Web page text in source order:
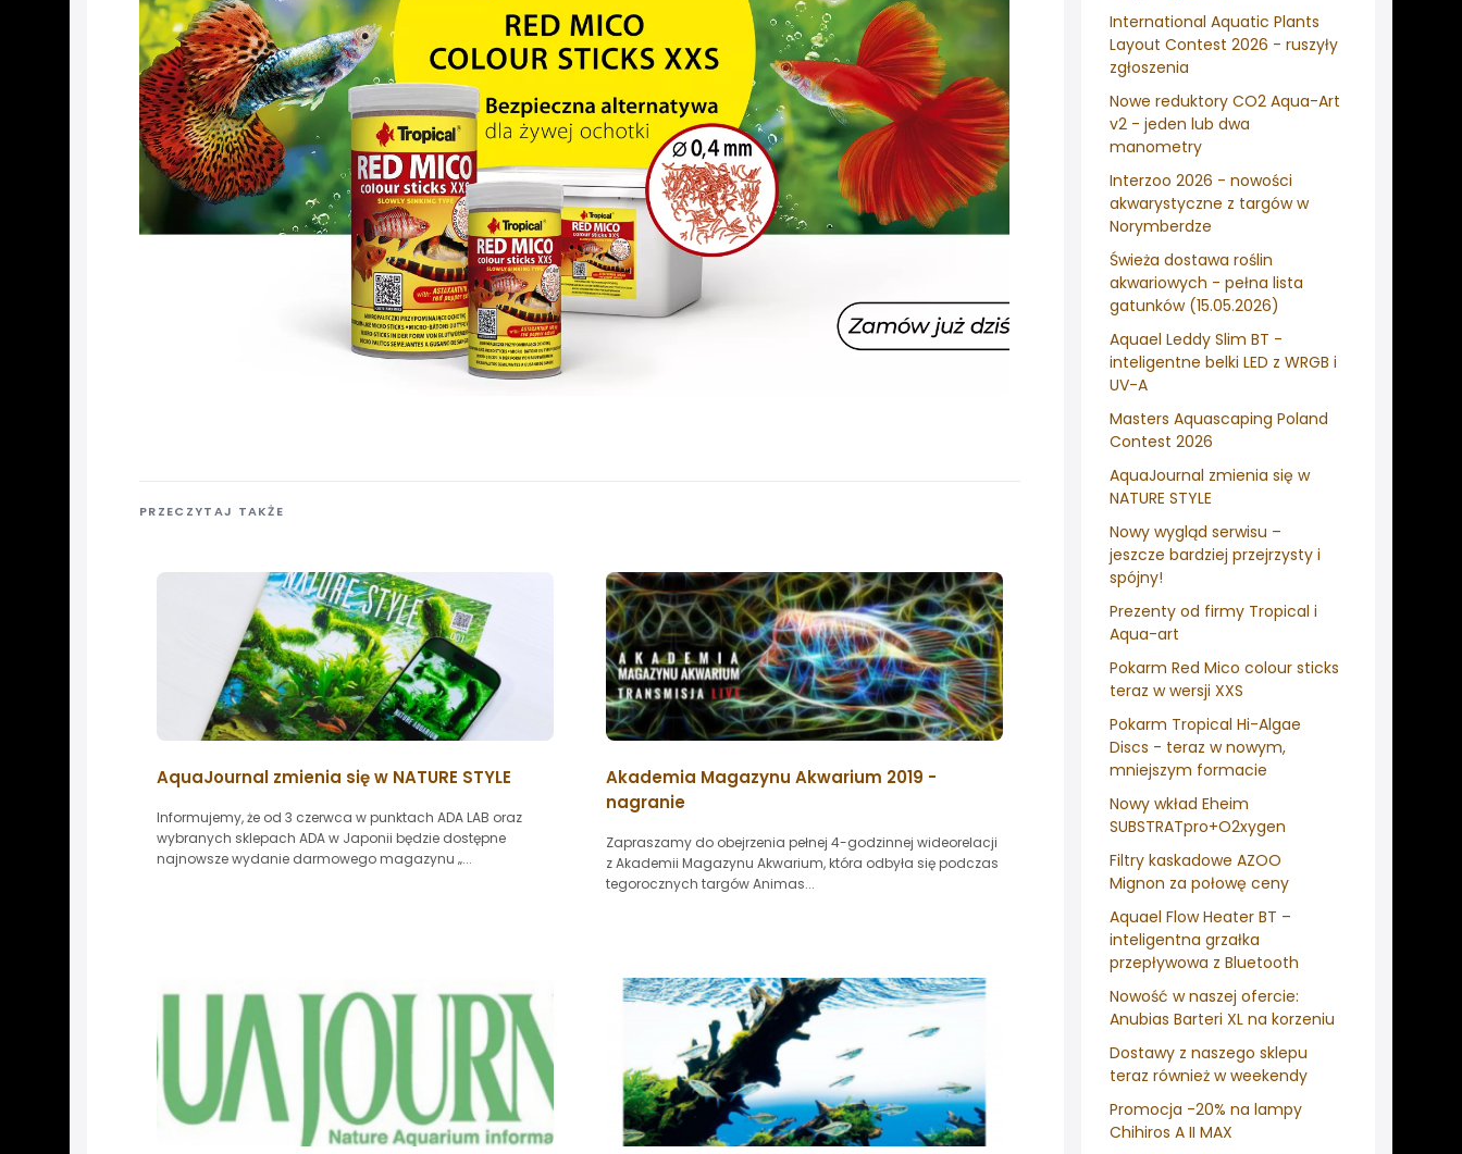
International Aquatic Plants
Layout Contest 2026 - ruszyły
zgłoszenia
Nowe reduktory CO2 Aqua-Art
v2 - jeden lub dwa
manometry
Interzoo 2026 - nowości
akwarystyczne z targów w
Norymberdze
Świeża dostawa roślin
akwariowych - pełna lista
gatunków (15.05.2026)
Aquael Leddy Slim BT -
inteligentne belki LED z WRGB i
UV-A
Masters Aquascaping Poland
Contest 2026
AquaJournal zmienia się w
NATURE STYLE
Nowy wygląd serwisu –
jeszcze bardziej przejrzysty i
spójny!
Prezenty od firmy Tropical i
Aqua-art
Pokarm Red Mico colour sticks
teraz w wersji XXS
Pokarm Tropical Hi-Algae
Discs - teraz w nowym,
mniejszym formacie
Nowy wkład Eheim
SUBSTRATpro+O2xygen
Filtry kaskadowe AZOO
Mignon za połowę ceny
Aquael Flow Heater BT –
inteligentna grzałka
przepływowa z Bluetooth
Nowość w naszej ofercie:
Anubias Barteri XL na korzeniu
Dostawy z naszego sklepu
teraz również w weekendy
Promocja -20% na lampy
Chihiros A II MAX
PRZECZYTAJ TAKŻE
AquaJournal zmienia się w NATURE STYLE
Informujemy, że od 3 czerwca w punktach ADA LAB oraz
wybranych sklepach ADA w Japonii będzie dostępne
najnowsze wydanie darmowego magazynu „...
Akademia Magazynu Akwarium 2019 -
nagranie
Zapraszamy do obejrzenia pełnej 4-godzinnej wideorelacji
z Akademii Magazynu Akwarium, która odbyła się podczas
tegorocznych targów Animas...